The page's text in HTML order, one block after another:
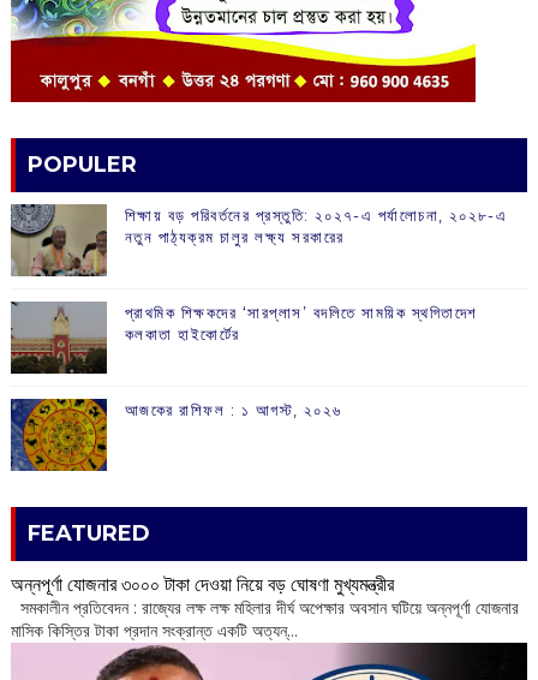
POPULER
শিক্ষায় বড় পরিবর্তনের প্রস্তুতি: ২০২৭-এ পর্যালোচনা, ২০২৮-এ
নতুন পাঠ্যক্রম চালুর লক্ষ্য সরকারের
প্রাথমিক শিক্ষকদের ‘সারপ্লাস’ বদলিতে সাময়িক স্থগিতাদেশ
কলকাতা হাইকোর্টের
আজকের রাশিফল :‌ ‌‌১ আগস্ট, ২০২৬
FEATURED
অন্নপূর্ণা যোজনার ৩০০০ টাকা দেওয়া নিয়ে বড় ঘোষণা মুখ্যমন্ত্রীর
সমকালীন প্রতিবেদন : রাজ্যের লক্ষ লক্ষ মহিলার দীর্ঘ অপেক্ষার অবসান ঘটিয়ে অন্নপূর্ণা যোজনার
মাসিক কিস্তির টাকা প্রদান সংক্রান্ত একটি অত্যন্...